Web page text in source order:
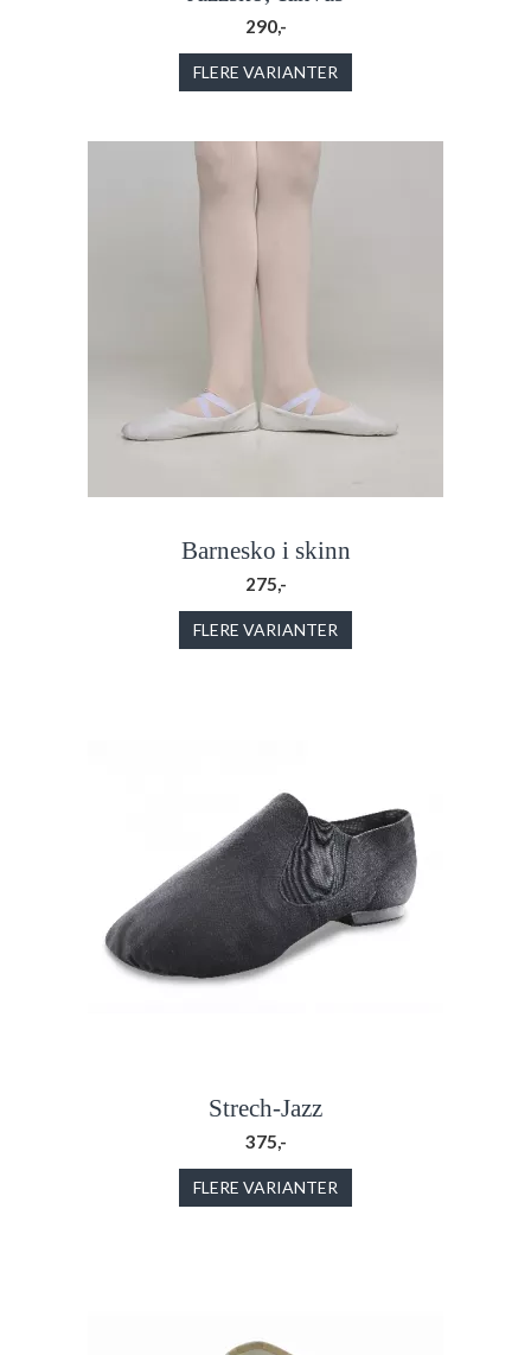
290,-
FLERE VARIANTER
Barnesko i skinn
275,-
FLERE VARIANTER
Strech-Jazz
375,-
FLERE VARIANTER